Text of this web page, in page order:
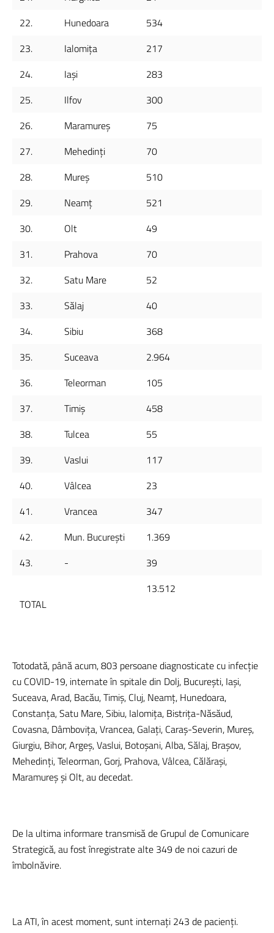
22.
Hunedoara
534
23.
Ialomița
217
24.
Iași
283
25.
Ilfov
300
26.
Maramureș
75
27.
Mehedinți
70
28.
Mureș
510
29.
Neamț
521
30.
Olt
49
31.
Prahova
70
32.
Satu Mare
52
33.
Sălaj
40
34.
Sibiu
368
35.
Suceava
2.964
36.
Teleorman
105
37.
Timiș
458
38.
Tulcea
55
39.
Vaslui
117
40.
Vâlcea
23
41.
Vrancea
347
42.
Mun. București
1.369
43.
- 39
TOTAL
13.512
Totodată, până acum, 803 persoane diagnosticate cu infecție
cu COVID-19, internate în spitale din Dolj, București, Iași,
Suceava, Arad, Bacău, Timiș, Cluj, Neamț, Hunedoara,
Constanța, Satu Mare, Sibiu, Ialomița, Bistrița-Năsăud,
Covasna, Dâmbovița, Vrancea, Galați, Caraș-Severin, Mureș,
Giurgiu, Bihor, Argeș, Vaslui, Botoșani, Alba, Sălaj, Brașov,
Mehedinți, Teleorman, Gorj, Prahova, Vâlcea, Călărași,
Maramureș și Olt, au decedat.
De la ultima informare transmisă de Grupul de Comunicare
Strategică, au fost înregistrate alte 349 de noi cazuri de
îmbolnăvire.
La ATI, în acest moment, sunt internați 243 de pacienți.